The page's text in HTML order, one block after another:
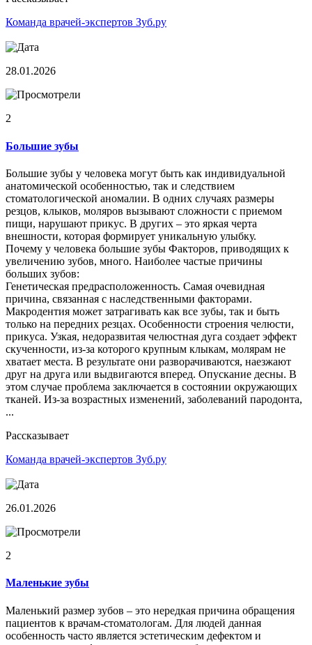
Команда врачей-экспертов Зуб.ру
28.01.2026
2
Большие зубы
Большие зубы у человека могут быть как индивидуальной
анатомической особенностью, так и следствием
стоматологической аномалии. В одних случаях размеры
резцов, клыков, моляров вызывают сложности с приемом
пищи, нарушают прикус. В других – это яркая черта
внешности, которая формирует уникальную улыбку.
Почему у человека большие зубы Факторов, приводящих к
увеличению зубов, много. Наиболее частые причины
больших зубов:
Генетическая предрасположенность. Самая очевидная
причина, связанная с наследственными факторами.
Макродентия может затрагивать как все зубы, так и быть
только на передних резцах. Особенности строения челюсти,
прикуса. Узкая, недоразвитая челюстная дуга создает эффект
скученности, из-за которого крупным клыкам, молярам не
хватает места. В результате они разворачиваются, наезжают
друг на друга или выдвигаются вперед. Опускание десны. В
этом случае проблема заключается в состоянии окружающих
тканей. Из-за возрастных изменений, заболеваний пародонта,
...
Рассказывает
Команда врачей-экспертов Зуб.ру
26.01.2026
2
Маленькие зубы
Маленький размер зубов – это нередкая причина обращения
пациентов к врачам-стоматологам. Для людей данная
особенность часто является эстетическим дефектом и